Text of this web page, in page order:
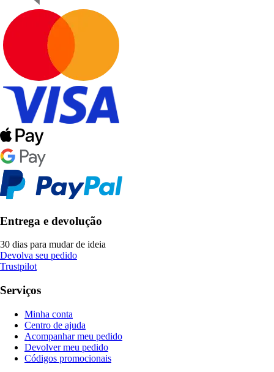
Entrega e devolução
30 dias para mudar de ideia
Devolva seu pedido
Trustpilot
Serviços
Minha conta
Centro de ajuda
Acompanhar meu pedido
Devolver meu pedido
Códigos promocionais